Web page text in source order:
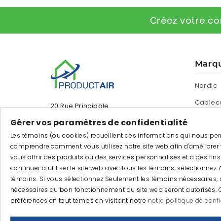
Créez votre
20 Rue Principale
Lachute QC J8H 3R8
Tél.: 514-292-7280
Courriel: info@productair.com
Nordic
Stelpro
Giant
ORTECH
Gérer vos paramètres de confidentialité
Les témoins (ou cookies) recueillent des informations qui nous
comprendre comment vous utilisez notre site web afin d'améliorer
vous offrir des produits ou des services personnalisés et à des
continuer à utiliser le site web avec tous les témoins, sélectionnez
témoins. Si vous sélectionnez Seulement les témoins
nécessaires au bon fonctionnement du site web seront autorisés.
préférences en tout temps en visitant notre notre politique de